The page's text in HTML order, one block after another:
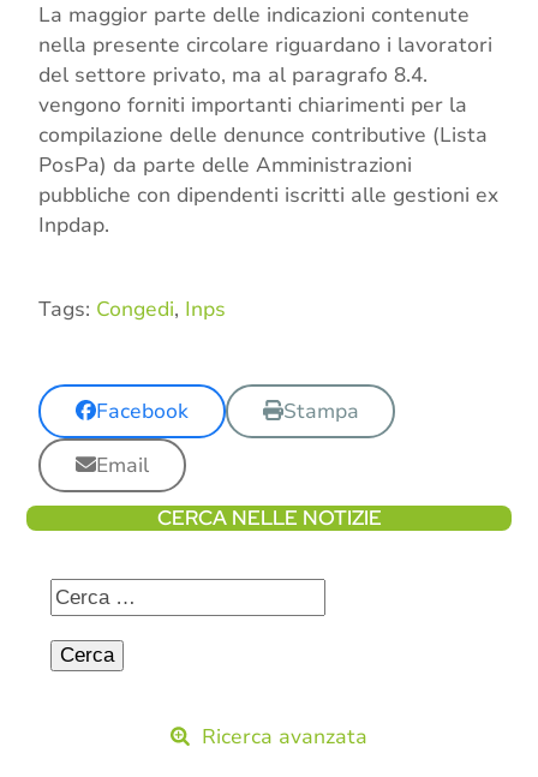
La maggior parte delle indicazioni contenute
nella presente circolare riguardano i lavoratori
del settore privato, ma al paragrafo 8.4.
vengono forniti importanti chiarimenti per la
compilazione delle denunce contributive (Lista
PosPa) da parte delle Amministrazioni
pubbliche con dipendenti iscritti alle gestioni ex
Inpdap.
Tags: Congedi, Inps
Facebook
Stampa
Email
CERCA NELLE NOTIZIE
Ricerca avanzata